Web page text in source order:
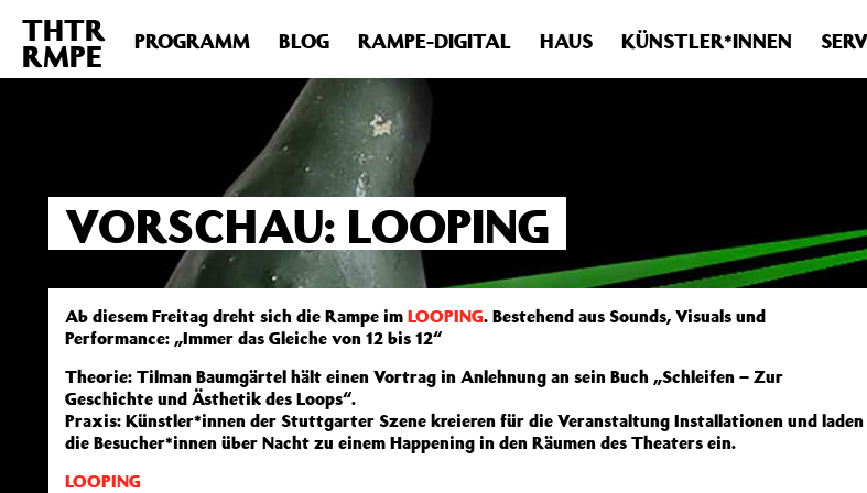
Deprecated : Die Funktion post_permalink ist seit Version 4.4.0 veraltet! Verwende stattdessen
includes/functions.phpon line6031
THTR
RMPE PROGRAMM BLOG RAMPE-DIGITAL HAUS KÜNSTLER*INNEN
VORSCHAU: LOOPING
Ab diesem Freitag dreht sich die Rampe im LOOPING. Bestehend aus Sounds, Visuals und
Performance: „Immer das Gleiche von 12 bis 12“
Theorie: Tilman Baumgärtel hält einen Vortrag in Anlehnung an sein Buch „Schleifen – Zur
Geschichte und Ästhetik des Loops“.
Praxis: Künstler*innen der Stuttgarter Szene kreieren für die Veranstaltung Installationen und laden
die Besucher*innen über Nacht zu einem Happening in den Räumen des Theaters ein.
LOOPING